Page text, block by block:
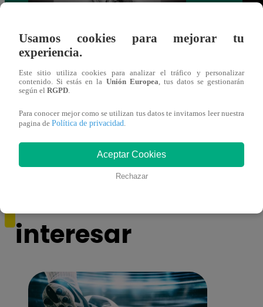
Muere exparticipante de La Voz Colombia
tras denunciar negligencia médica
interesar
Usamos cookies para mejorar tu
experiencia.
Este sitio utiliza cookies para analizar el tráfico y personalizar
contenido. Si estás en la Unión Europea, tus datos se gestionarán
según el RGPD.
Para conocer mejor como se utilizan tus datos te invitamos leer nuestra
pagina de Política de privacidad.
Aceptar Cookies
Rechazar